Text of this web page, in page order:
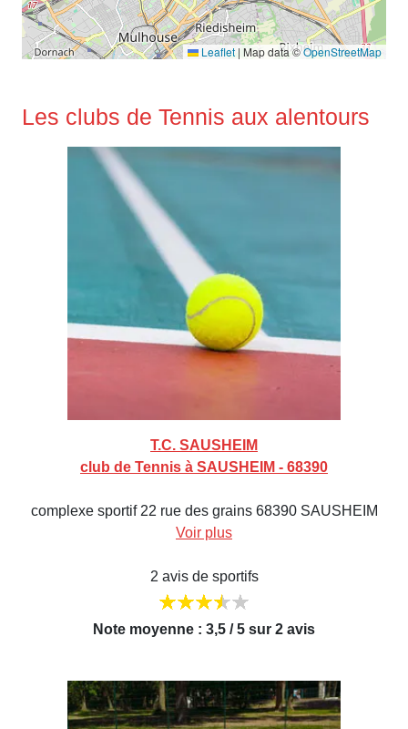
Leaflet | Map data ©OpenStreetMap
Les clubs de Tennis aux alentours
T.C. SAUSHEIM
club de Tennis à SAUSHEIM - 68390
complexe sportif 22 rue des grains 68390 SAUSHEIM
Voir plus
2 avis de sportifs
Note moyenne : 3,5 / 5 sur 2 avis